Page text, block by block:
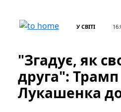
У СВІТІ
"Згадує, як
друга": Трамп
Лукашенка